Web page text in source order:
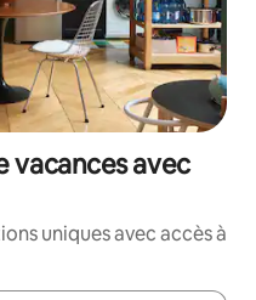
vacances avec
uniques avec accès à